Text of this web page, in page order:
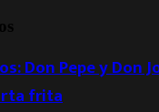
Don Pepe y Don
frita